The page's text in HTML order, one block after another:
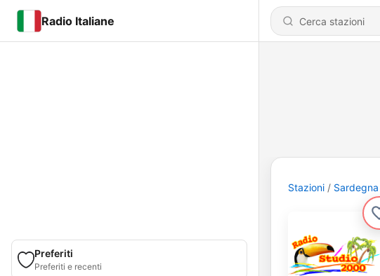
Radio Italiane
Preferiti
Preferiti e recenti
Stazioni Sardegna